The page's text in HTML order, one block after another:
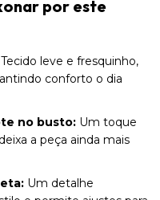
por este
Tecido leve e fresquinho,
conforto o dia
no busto: Um toque
a peça ainda mais
Um detalhe